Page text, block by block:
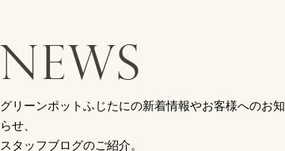
グリーンポットふじたにの新着情報やお客様へのお知
らせ、
スタッフブログのご紹介。